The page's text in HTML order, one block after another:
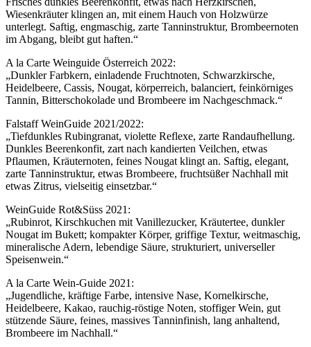
Wiesenkräuter klingen an, mit einem Hauch von Holzwürze
unterlegt. Saftig, engmaschig, zarte Tanninstruktur, Brombeernoten
im Abgang, bleibt gut haften.“
A la Carte Weinguide Österreich 2022:
„Dunkler Farbkern, einladende Fruchtnoten, Schwarzkirsche,
Heidelbeere, Cassis, Nougat, körperreich, balanciert, feinkörniges
Tannin, Bitterschokolade und Brombeere im Nachgeschmack.“
Falstaff WeinGuide 2021/2022:
„Tiefdunkles Rubingranat, violette Reflexe, zarte Randaufhellung.
Dunkles Beerenkonfit, zart nach kandierten Veilchen, etwas
Pflaumen, Kräuternoten, feines Nougat klingt an. Saftig, elegant,
zarte Tanninstruktur, etwas Brombeere, fruchtsüßer Nachhall mit
etwas Zitrus, vielseitig einsetzbar.“
WeinGuide Rot&Süss 2021:
„Rubinrot, Kirschkuchen mit Vanillezucker, Kräutertee, dunkler
Nougat im Bukett; kompakter Körper, griffige Textur, weitmaschig,
mineralische Adern, lebendige Säure, strukturiert, universeller
Speisenwein.“
A la Carte Wein-Guide 2021:
„Jugendliche, kräftige Farbe, intensive Nase, Kornelkirsche,
Heidelbeere, Kakao, rauchig-röstige Noten, stoffiger Wein, gut
stützende Säure, feines, massives Tanninfinish, lang anhaltend,
Brombeere im Nachhall.“